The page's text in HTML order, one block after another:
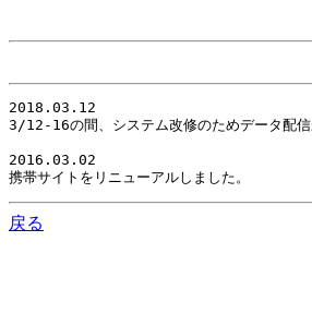
2018.03.12
3/12-16の間、システム改修のためデータ配信
2016.03.02
携帯サイトをリニューアルしました。
戻る